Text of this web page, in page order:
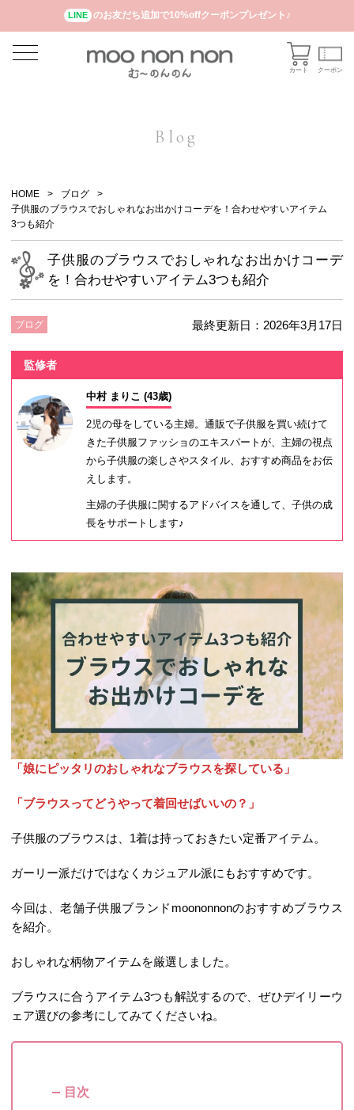
LINE のお友だち追加で10%offクーポンプレゼント♪
カート クーポン
Blog
HOME
ブログ
子供服のブラウスでおしゃれなお出かけコーデを！合わせやすいアイテム
3つも紹介
子供服のブラウスでおしゃれなお出かけコーデ
を！合わせやすいアイテム3つも紹介
ブログ 最終更新日：2026年3月17日
監修者
中村 まりこ (43歳)
2児の母をしている主婦。通販で子供服を買い続けて
きた子供服ファッショのエキスパートが、主婦の視点
から子供服の楽しさやスタイル、おすすめ商品をお伝
えします。
主婦の子供服に関するアドバイスを通して、子供の成
長をサポートします♪
「娘にピッタリのおしゃれなブラウスを探している」
「ブラウスってどうやって着回せばいいの？」
子供服のブラウスは、1着は持っておきたい定番アイテム。
ガーリー派だけではなくカジュアル派にもおすすめです。
今回は、老舗子供服ブランドmoononnonのおすすめブラウス
を紹介。
おしゃれな柄物アイテムを厳選しました。
ブラウスに合うアイテム3つも解説するので、ぜひデイリーウ
ェア選びの参考にしてみてくださいね。
目次